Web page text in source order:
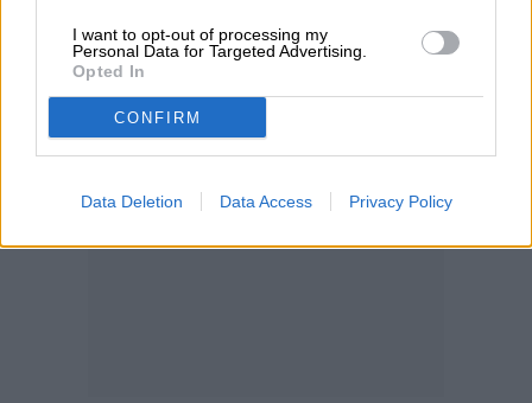
I want to opt-out of processing my
Personal Data for Targeted Advertising.
Opted In
CONFIRM
Data Deletion Data Access Privacy Policy